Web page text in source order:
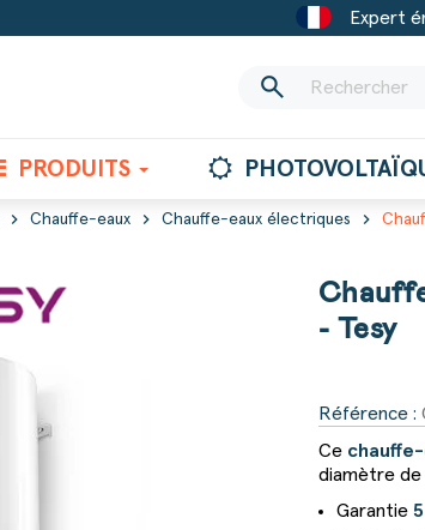
Expert
search
PRODUITS
chevron_right Chauffe-eaux chevron_right Chauffe-eaux électriques chevron_right
- Tesy
Référence :
Ce
diamètre de
Garantie